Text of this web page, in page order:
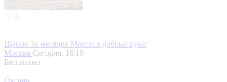
4
Щенок 3х месяцев Монти в добрые руки
Москва Сегодня, 16:19
Бесплатно